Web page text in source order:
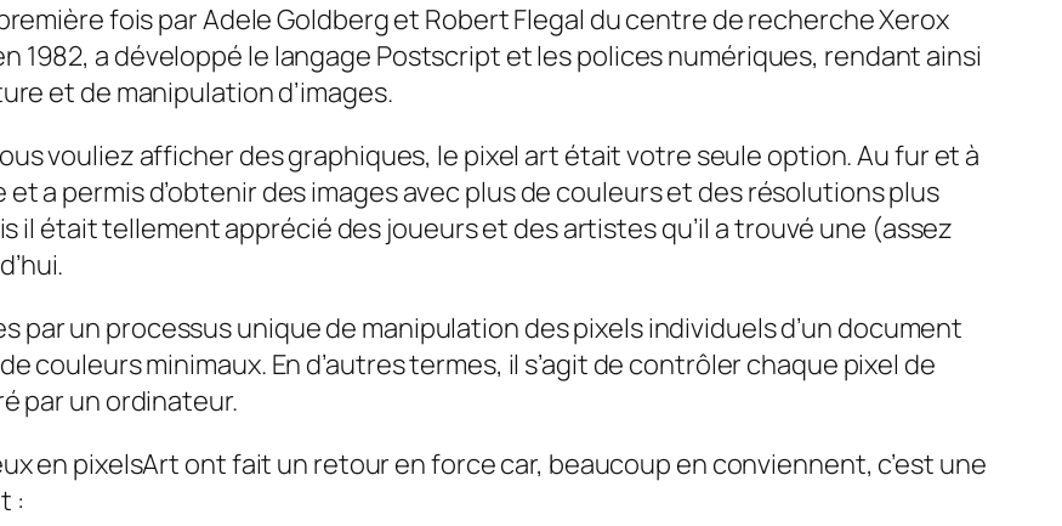
fois par Adele Goldberg et Robert Flegal du centre de recherche Xerox
1982, a développé le langage Postscript et les polices numériques, rendant ainsi
et de manipulation d’images.
vouliez afficher des graphiques, le pixel art était votre seule option. Au fur et à
a permis d’obtenir des images avec plus de couleurs et des résolutions plus
il était tellement apprécié des joueurs et des artistes qu’il a trouvé une (assez
par un processus unique de manipulation des pixels individuels d’un document
couleurs minimaux. En d’autres termes, il s’agit de contrôler chaque pixel de
par un ordinateur.
en pixelsArt ont fait un retour en force car, beaucoup en conviennent, c’est une
: